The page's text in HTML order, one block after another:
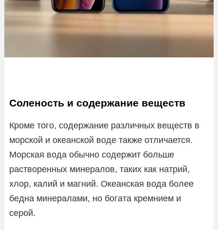
Соленость и содержание веществ
Кроме того, содержание различных веществ в
морской и океанской воде также отличается.
Морская вода обычно содержит больше
растворенных минералов, таких как натрий,
хлор, калий и магний. Океанская вода более
бедна минералами, но богата кремнием и
серой.